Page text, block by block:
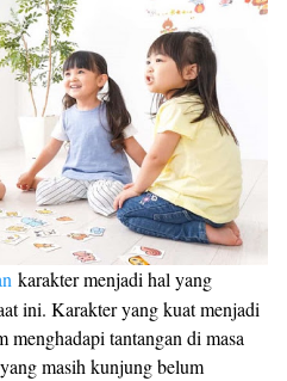
karakter menjadi hal yang
ini. Karakter yang kuat menjadi
menghadapi tantangan di masa
masih kunjung belum